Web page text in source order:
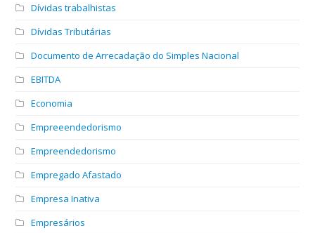
Dívidas trabalhistas
Dívidas Tributárias
Documento de Arrecadação do Simples Nacional
EBITDA
Economia
Empreeendedorismo
Empreendedorismo
Empregado Afastado
Empresa Inativa
Empresários